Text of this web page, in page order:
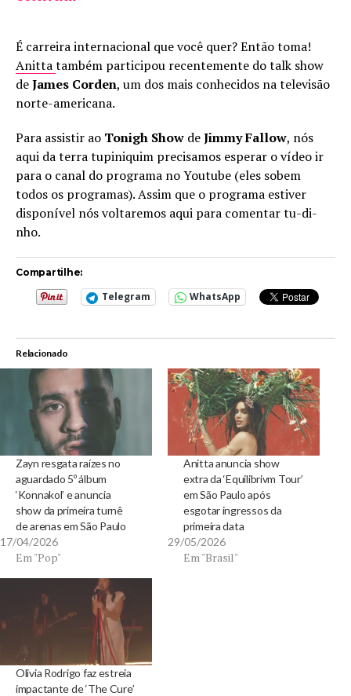
É carreira internacional que você quer? Então toma!
Anittatambém participou recentemente do talk show
deJames Corden, um dos mais conhecidos na televisão
norte-americana.
Para assistir ao Tonigh Show deJimmy Fallow, nós
aqui da terra tupiniquim precisamos esperar o vídeo ir
para o canal do programa no Youtube (eles sobem
todos os programas). Assim que o programa estiver
disponível nós voltaremos aqui para comentar tu-di-
nho.
Compartilhe:
Telegram WhatsApp
Relacionado
Zayn resgata raízes no
aguardado 5º álbum
‘Konnakol’ e anuncia
show da primeira turnê
de arenas em São Paulo
17/04/2026
Em "Pop"
Anitta anuncia show
extra da ‘Equilibrivm Tour’
em São Paulo após
esgotar ingressos da
primeira data
29/05/2026
Em "Brasil"
Olivia Rodrigo faz estreia
impactante de ‘The Cure’